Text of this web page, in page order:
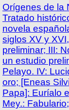
Orígenes de la
Tratado
novela
siglos XV y
preliminar; III:
un estudio
Pelayo. IV:
oro; [Eneas
Papa]: Euríalo
Mey.: